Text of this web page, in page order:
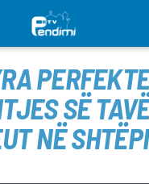
SË
NË SHTËPI